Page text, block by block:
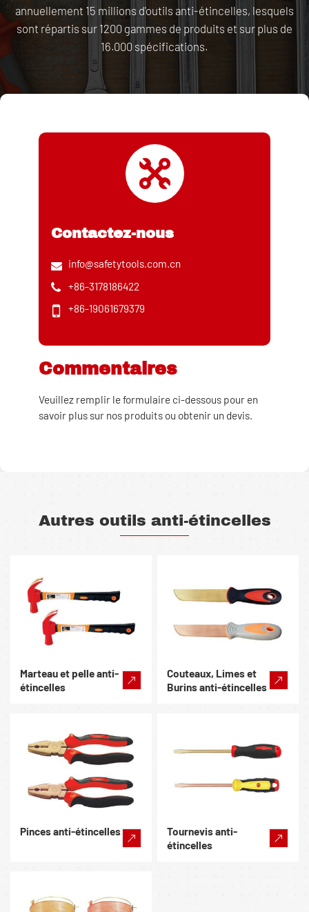
annuellement 15 millions d'outils anti-étincelles, lesquels
sont répartis sur 1200 gammes de produits et sur plus de
16.000 spécifications.
Contactez-nous
info@safetytools.com.cn
+86-3178186422
+86-19061679379
Commentaires
Veuillez remplir le formulaire ci-dessous pour en
savoir plus sur nos produits ou obtenir un devis.
Autres outils anti-étincelles
Marteau et pelle anti-
étincelles
Couteaux, Limes et
Burins anti-étincelles
Pinces anti-étincelles
Tournevis anti-
étincelles